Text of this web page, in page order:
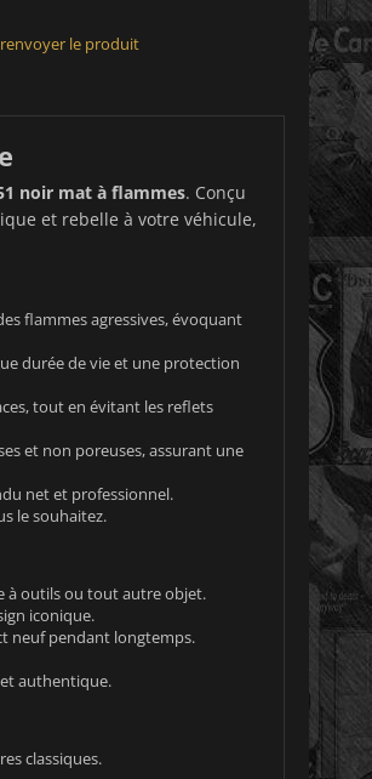
le produit
noir mat à flammes. Conçu
et rebelle à votre véhicule,
flammes agressives, évoquant
durée de vie et une protection
tout en évitant les reflets
et non poreuses, assurant une
net et professionnel.
le souhaitez.
à outils ou tout autre objet.
iconique.
neuf pendant longtemps.
authentique.
classiques.